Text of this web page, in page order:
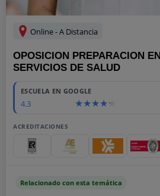
Online - A Distancia
OPOSICION PREPARACION
SERVICIOS DE SALUD
ESCUELA EN GOOGLE
4.3
ACREDITACIONES
Relacionado con esta temática